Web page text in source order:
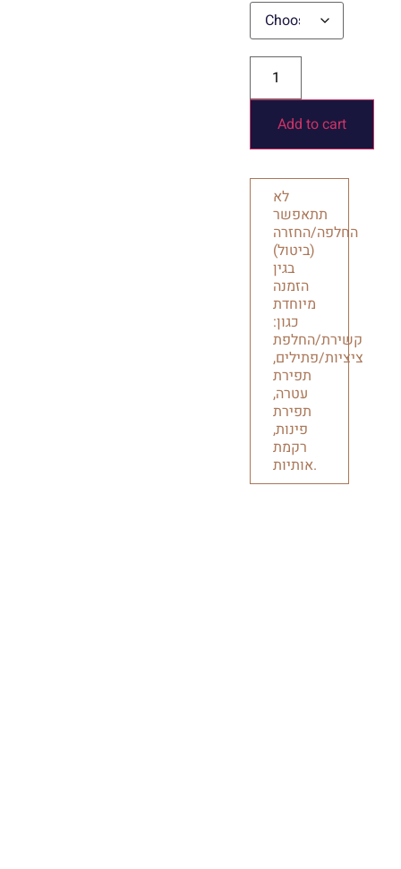
Add to cart
לא
תתאפשר
החלפה/החזרה
(ביטול)
בגין
הזמנה
מיוחדת
כגון:
קשירת/החלפת
ציציות/פתילים,
תפירת
עטרה,
תפירת
פינות,
רקמת
אותיות.